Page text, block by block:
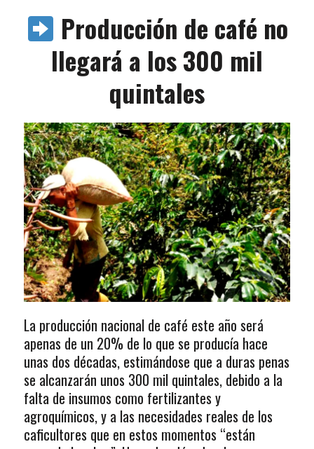
Producción de café no
llegará a los 300 mil
quintales
La producción nacional de café este año será
apenas de un 20% de lo que se producía hace
unas dos décadas, estimándose que a duras penas
se alcanzarán unos 300 mil quintales, debido a la
falta de insumos como fertilizantes y
agroquímicos, y a las necesidades reales de los
caficultores que en estos momentos “están